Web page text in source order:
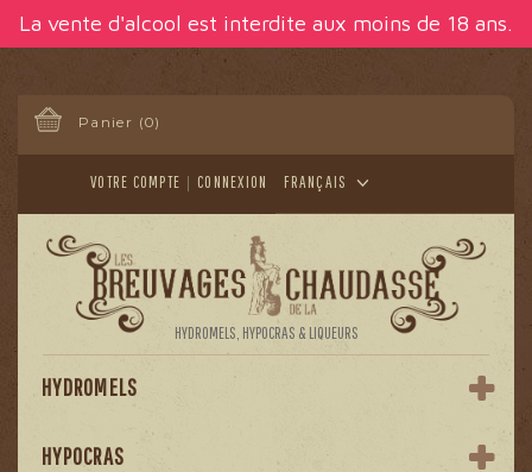
La vente d'alcool est interdite aux moins de 18 ans.
Panier (0)
FRANÇAIS
CONNEXION
VOTRE COMPTE
HYDROMELS, HYPOCRAS & LIQUEURS
HYDROMELS
HYPOCRAS
Panneau de gestion des cookies